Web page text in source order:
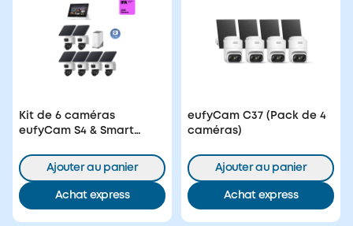
Kit de 6 caméras
eufyCam S4 & Smart
Ajouter au panier
Achat express
eufyCam C37 (Pack de 4
caméras)
Ajouter au panier
Achat express